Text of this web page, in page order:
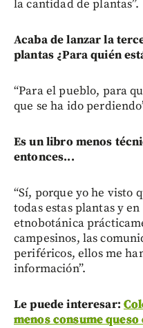
la cantidad de plantas”.
Acaba de lanzar la
plantas ¿Para quién
“Para el pueblo, para
que se ha ido
Es un libro menos
entonces...
“Sí, porque yo he visto
todas estas plantas y
etnobotánica
campesinos, las
periféricos, ellos me
información”.
Le puede interesar:
menos consume queso